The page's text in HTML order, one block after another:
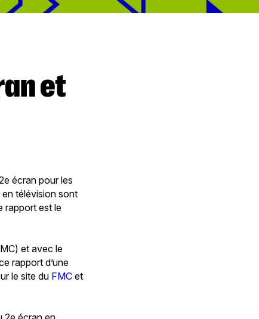
écran pour les
télévision sont
rapport est le
et avec le
rapport d’une
le site du FMC et